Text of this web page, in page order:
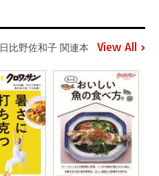
日比野佐和子 関連本 View All